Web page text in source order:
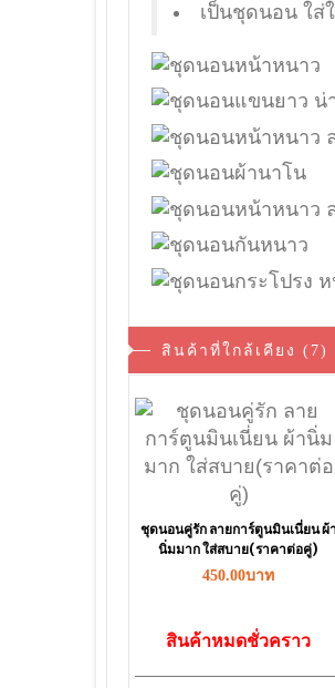
เป็นชุดนอน ใส่
สินค้าที่ใกล้เคียง (7)
ชุดนอนคู่รัก ลายการ์ตูนมินเนี่ยน ผ้า
นิ่มมาก ใส่สบาย(ราคาต่อคู่)
450.00บาท
สินค้าหมดชั่วคราว